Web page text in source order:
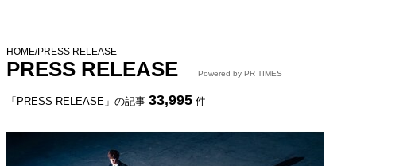
HOME/PRESS RELEASE
PRESS RELEASE Powered by PR TIMES
「PRESS RELEASE」の記事 33,995 件